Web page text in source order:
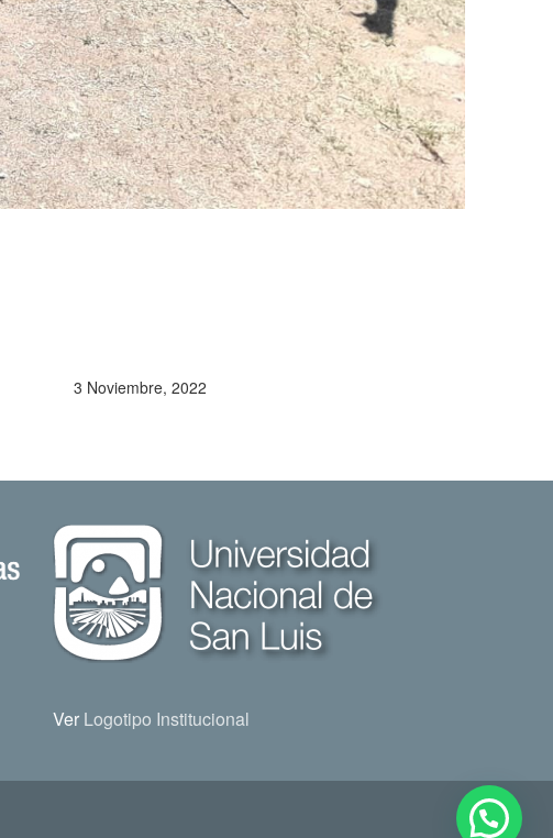
3 Noviembre, 2022
Ver Logotipo Institucional